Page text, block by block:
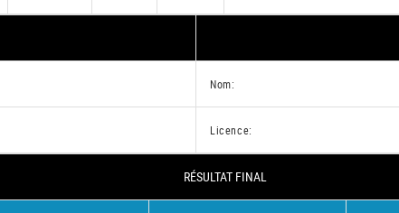
Nom:
Licence:
RÉSULTAT FINAL